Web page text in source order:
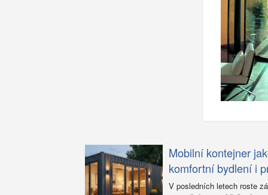
Mobilní kontejner
komfortní bydlení i
V posledních letech roste